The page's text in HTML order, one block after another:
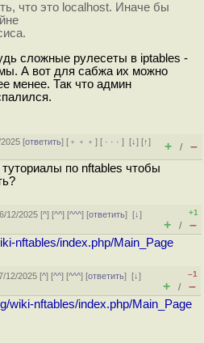
что это localhost. Иначе бы
сложные рулесеты в iptables -
А вот для сабжа их можно
менее. Так что админ
[ответить] [ ﹢﹢﹢] [ · · ·][↓] [↑]
+ / –
по nftables чтобы
12/2025 [^] [^^] [^^^] [ответить][↓]
+1
+ / –
nftables/index.php/Main_Page
12/2025 [^] [^^] [^^^] [ответить][↓]
–1
+ / –
wiki-nftables/index.php/Main_Page